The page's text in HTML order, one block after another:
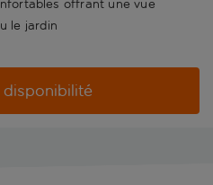
offrant une vue
le jardin
disponibilité